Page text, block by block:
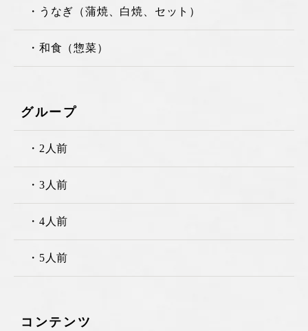
・うなぎ（蒲焼、白焼、セット）
・和食（惣菜）
グループ
・2人前
・3人前
・4人前
・5人前
コンテンツ